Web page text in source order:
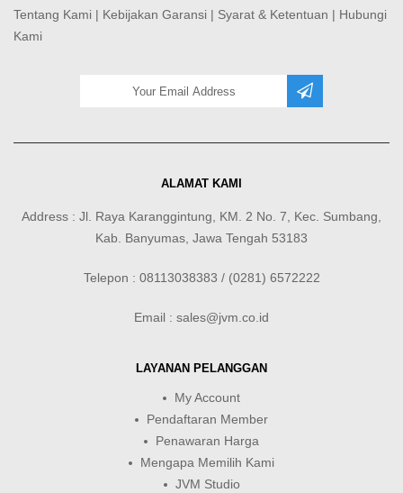
Tentang Kami | Kebijakan Garansi | Syarat & Ketentuan | Hubungi
Kami
ALAMAT KAMI
Address : Jl. Raya Karanggintung, KM. 2 No. 7, Kec. Sumbang,
Kab. Banyumas, Jawa Tengah 53183
Telepon : 08113038383 / (0281) 6572222
Email : sales@jvm.co.id
LAYANAN PELANGGAN
My Account
Pendaftaran Member
Penawaran Harga
Mengapa Memilih Kami
JVM Studio